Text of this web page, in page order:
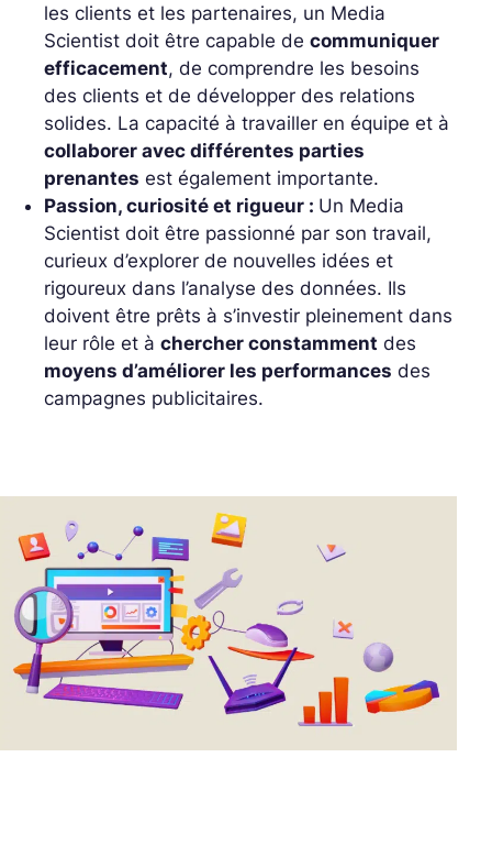
les clients et les partenaires, un Media
Scientist doit être capable de communiquer
efficacement, de comprendre les besoins
des clients et de développer des relations
solides. La capacité à travailler en équipe et à
collaborer avec différentes parties
prenantes est également importante.
Passion, curiosité et rigueur : Un Media
Scientist doit être passionné par son travail,
curieux d’explorer de nouvelles idées et
rigoureux dans l’analyse des données. Ils
doivent être prêts à s’investir pleinement dans
leur rôle et à chercher constamment des
moyens d’améliorer les performances des
campagnes publicitaires.